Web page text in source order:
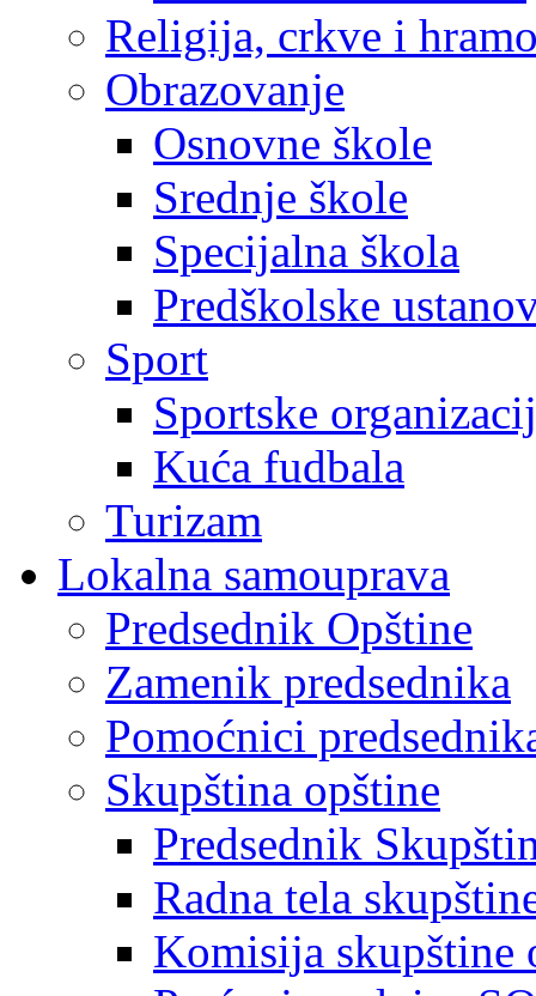
Religija, crkve i
Obrazovanje
Osnovne škole
Srednje škole
Specijalna škola
Predškolske
Sport
Sportske
Kuća fudbala
Turizam
Lokalna samouprava
Predsednik Opštine
Zamenik predsednika
Pomoćnici
Skupština opštine
Predsednik
Radna tela
Komisija skupštine